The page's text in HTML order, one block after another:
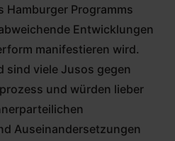
Hamburger Programms
Entwicklungen
manifestieren wird.
sind viele Jusos gegen
und würden lieber
Auseinandersetzungen